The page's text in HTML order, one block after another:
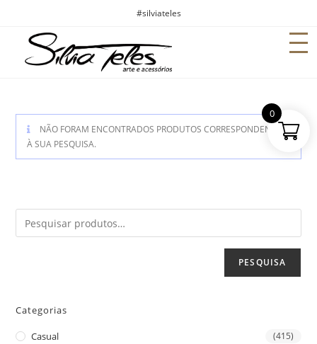
#silviateles
NÃO FORAM ENCONTRADOS PRODUTOS CORRESPONDENTES
À SUA PESQUISA.
PESQUISA
Categorias
Casual (415)
0